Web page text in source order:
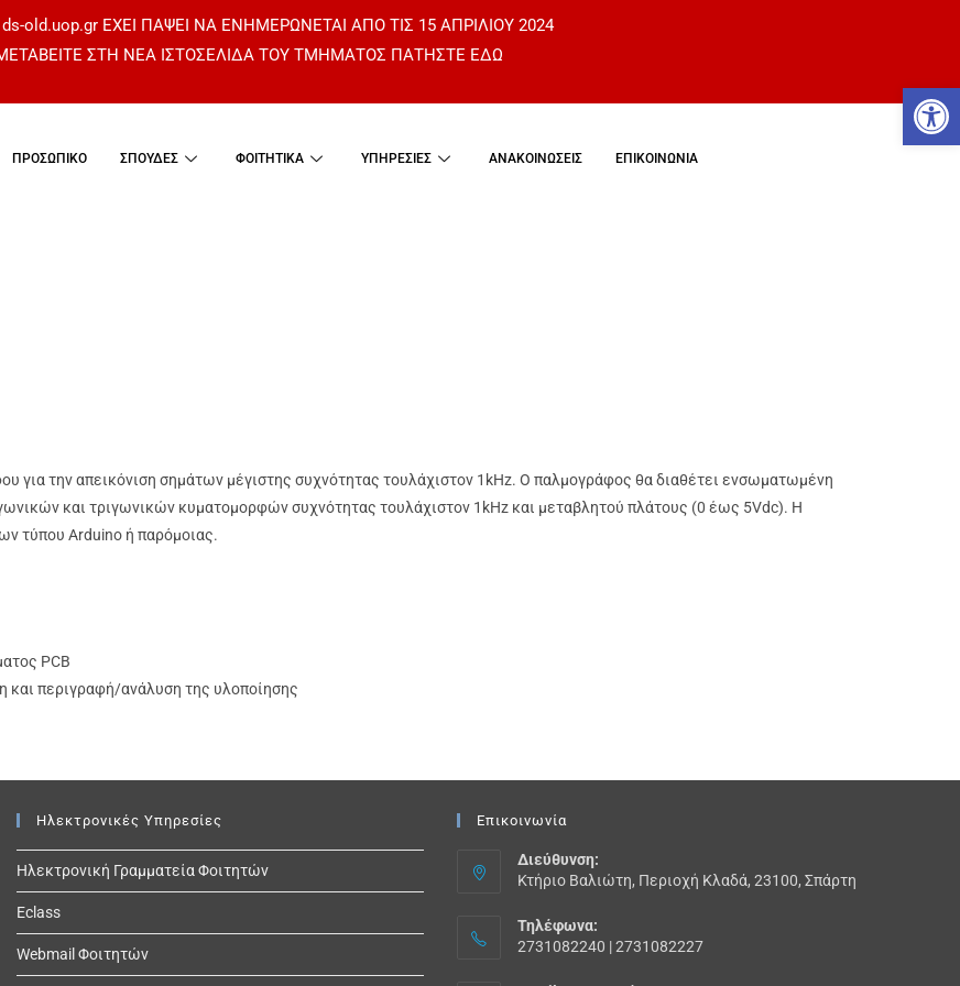
old.uop.gr ΕΧΕΙ ΠΑΨΕΙ ΝΑ ΕΝΗΜΕΡΩΝΕΤΑΙ ΑΠΟ ΤΙΣ 15 ΑΠΡΙΛΙΟΥ 2024
ΣΤΗ ΝΕΑ ΙΣΤΟΣΕΛΙΔΑ ΤΟΥ ΤΜΗΜΑΤΟΣ ΠΑΤΗΣΤΕ ΕΔΩ
ΠΡΟΣΩΠΙΚΟ ΣΠΟΥΔΕΣ ΦΟΙΤΗΤΙΚΑ ΥΠΗΡΕΣΙΕΣ ΑΝΑΚΟΙΝΩΣΕΙΣ ΕΠΙΚΟΙΝΩΝΙΑ
για την απεικόνιση σημάτων μέγιστης συχνότητας τουλάχιστον 1kHz. Ο παλμογράφος θα διαθέτει ενσωματωμένη
και τριγωνικών κυματομορφών συχνότητας τουλάχιστον 1kHz και μεταβλητού πλάτους (0 έως 5Vdc). Η
τύπου Arduino ή παρόμοιας.
PCB
και περιγραφή/ανάλυση της υλοποίησης
Ηλεκτρονικές Υπηρεσίες
Ηλεκτρονική Γραμματεία Φοιτητών
Eclass
Webmail Φοιτητών
Επικοινωνία
Διεύθυνση:
Κτήριο Βαλιώτη, Περιοχή Κλαδά, 23100, Σπάρτη
Τηλέφωνα:
2731082240 | 2731082227